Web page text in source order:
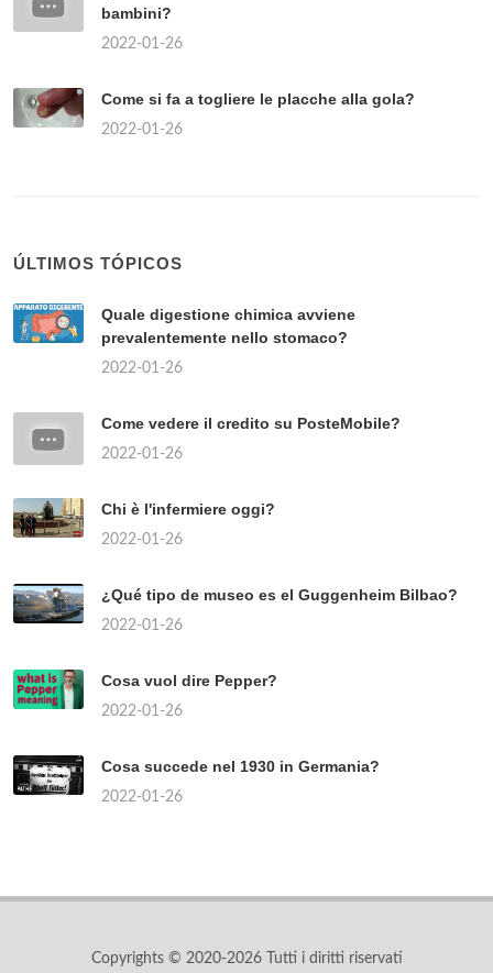
bambini?
2022-01-26
Come si fa a togliere le placche alla gola?
2022-01-26
ÚLTIMOS TÓPICOS
Quale digestione chimica avviene
prevalentemente nello stomaco?
2022-01-26
Come vedere il credito su PosteMobile?
2022-01-26
Chi è l'infermiere oggi?
2022-01-26
¿Qué tipo de museo es el Guggenheim Bilbao?
2022-01-26
Cosa vuol dire Pepper?
2022-01-26
Cosa succede nel 1930 in Germania?
2022-01-26
Copyrights © 2020-2026 Tutti i diritti riservati